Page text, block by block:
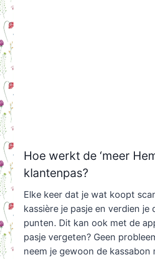
Hoe werkt de ‘meer
klantenpas?
Elke keer dat je wat koopt
kassière je pasje en verdien je
punten. Dit kan ook met de
pasje vergeten? Geen
neem je gewoon de kassabon